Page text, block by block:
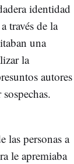
identidad
través de la
una
la
autores
las personas a
le apremiaba